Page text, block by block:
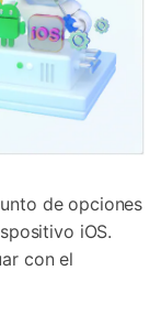
de opciones
iOS.
con el
teléfono
técnicos